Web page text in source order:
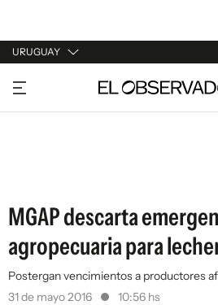
URUGUAY
URUGUAY
ARGENTINA
MGAP descarta
agropecuaria para
Postergan vencimientos a productores
31 de mayo 2016
10:56 hs